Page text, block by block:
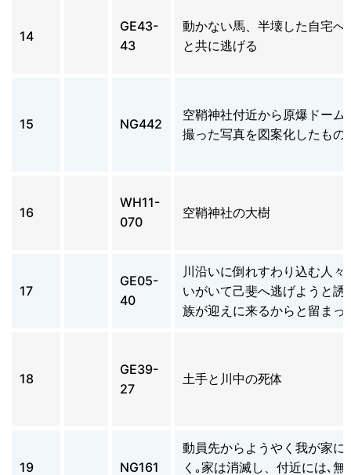
14
GE43-
43
動かない馬、半壊した自宅へ
と共に逃げる
15 NG442
空鞘神社付近から原爆ドーム
撮った写真を図案化したもの
16
WH11-
070
空鞘神社の大樹
17
GE05-
40
川沿いに倒れすわり込む人々
いがいて己斐へ逃げようと誘
族が迎えに来るからと留まっ
18
GE39-
27
土手と川中の死体
19 NG161
動員先からようやく我が家に
く｡家は消滅し、付近には､無